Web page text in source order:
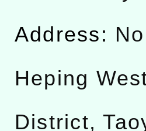
Address:
Heping
District,